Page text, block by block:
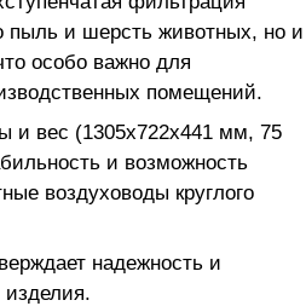
пыль и шерсть животных, но и
особо важно для
помещений.
и вес (1305х722х441 мм, 75
и возможность
воздуховоды круглого
надежность и
изделия.